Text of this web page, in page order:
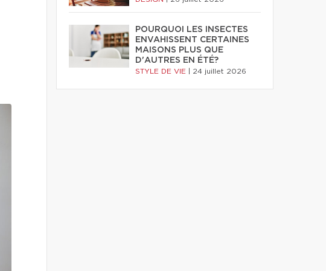
POURQUOI LES INSECTES
ENVAHISSENT CERTAINES
MAISONS PLUS QUE
D'AUTRES EN ÉTÉ?
STYLE DE VIE 24 juillet 2026